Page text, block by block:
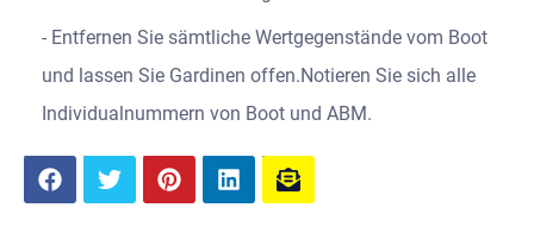
Entfernen Sie sämtliche Wertgegenstände vom Boot
und lassen Sie Gardinen offen.Notieren Sie sich alle
Individualnummern von Boot und ABM.